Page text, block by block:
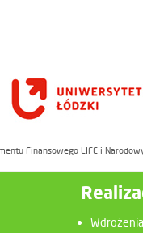
Finansowego LIFE i
Wdrożenia